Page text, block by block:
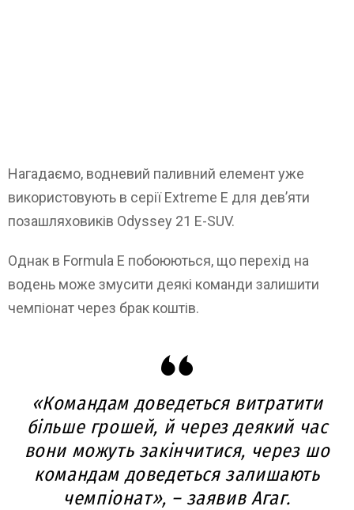
Нагадаємо, водневий паливний елемент уже
використовують в серії Extreme E для дев’яти
позашляховиків Odyssey 21 E-SUV.
Однак в Formula E побоюються, що перехід на
водень може змусити деякі команди залишити
чемпіонат через брак коштів.
«Командам доведеться витратити
більше грошей, й через деякий час
вони можуть закінчитися, через шо
командам доведеться залишають
чемпіонат», – заявив Агаг.